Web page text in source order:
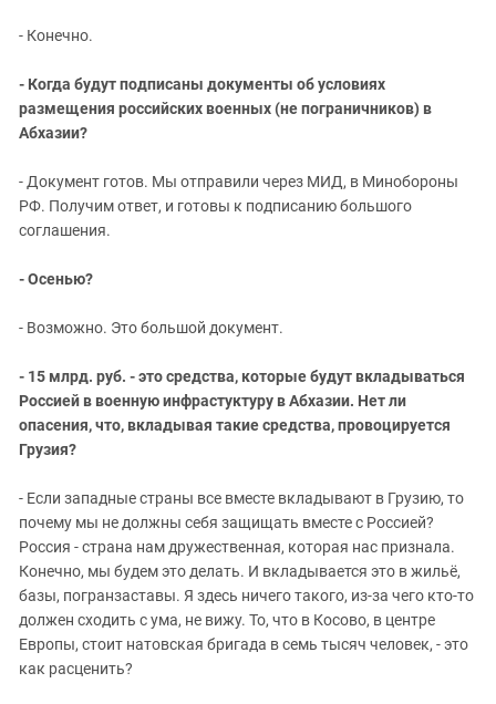
- Конечно.
- Когда будут подписаны документы об условиях
размещения российских военных (не пограничников) в
Абхазии?
- Документ готов. Мы отправили через МИД, в Минобороны
РФ. Получим ответ, и готовы к подписанию большого
соглашения.
- Осенью?
- Возможно. Это большой документ.
- 15 млрд. руб. - это средства, которые будут вкладываться
Россией в военную инфрастуктуру в Абхазии. Нет ли
опасения, что, вкладывая такие средства, провоцируется
Грузия?
- Если западные страны все вместе вкладывают в Грузию, то
почему мы не должны себя защищать вместе с Россией?
Россия - страна нам дружественная, которая нас признала.
Конечно, мы будем это делать. И вкладывается это в жильё,
базы, погранзаставы. Я здесь ничего такого, из-за чего кто-то
должен сходить с ума, не вижу. То, что в Косово, в центре
Европы, стоит натовская бригада в семь тысяч человек, - это
как расценить?